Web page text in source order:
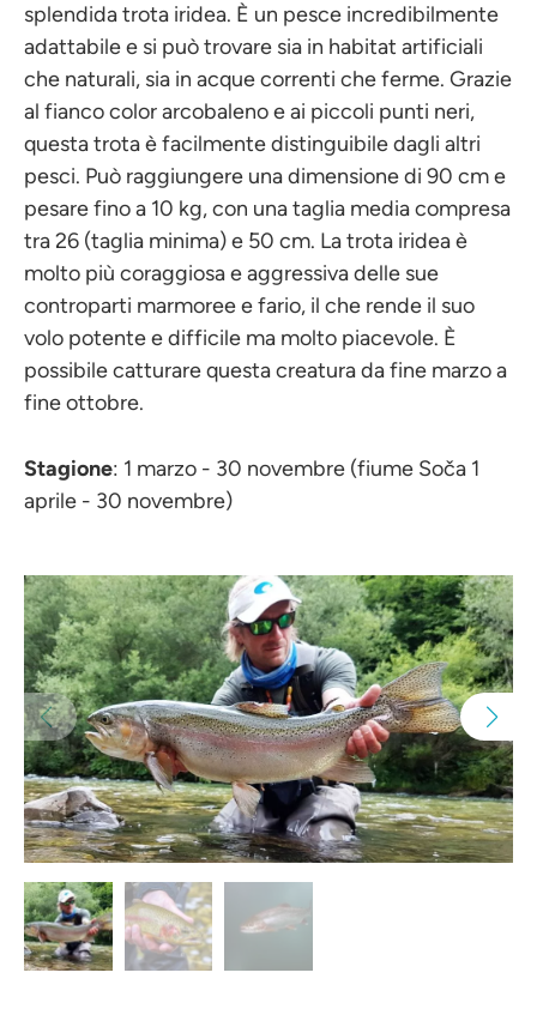
splendida trota iridea. È un pesce incredibilmente
adattabile e si può trovare sia in habitat artificiali
che naturali, sia in acque correnti che ferme. Grazie
al fianco color arcobaleno e ai piccoli punti neri,
questa trota è facilmente distinguibile dagli altri
pesci. Può raggiungere una dimensione di 90 cm e
pesare fino a 10 kg, con una taglia media compresa
tra 26 (taglia minima) e 50 cm. La trota iridea è
molto più coraggiosa e aggressiva delle sue
controparti marmoree e fario, il che rende il suo
volo potente e difficile ma molto piacevole. È
possibile catturare questa creatura da fine marzo a
fine ottobre.
Stagione: 1 marzo - 30 novembre (fiume Soča 1
aprile - 30 novembre)